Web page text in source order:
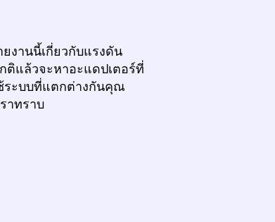
งานนี้เกี่ยวกับแรงดัน
ติแล้วจะหาอะแดปเตอร์ที่
ช้ระบบที่แตกต่างกันคุณ
าทราบ